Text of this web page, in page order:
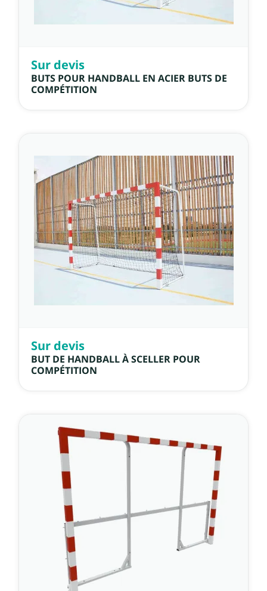
Sur devis
BUTS POUR HANDBALL EN ACIER BUTS DE
COMPÉTITION
Sur devis
BUT DE HANDBALL À SCELLER POUR
COMPÉTITION